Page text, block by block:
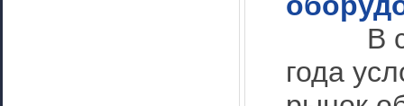
В
года